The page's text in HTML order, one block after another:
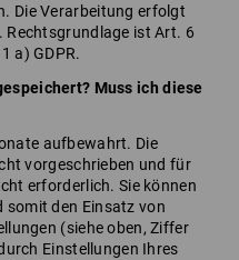
Die Verarbeitung erfolgt
ist Art. 6
a) GDPR.
Muss ich diese
aufbewahrt. Die
vorgeschrieben und für
erforderlich. Sie können
somit den Einsatz von
(siehe oben, Ziffer
Einstellungen Ihres